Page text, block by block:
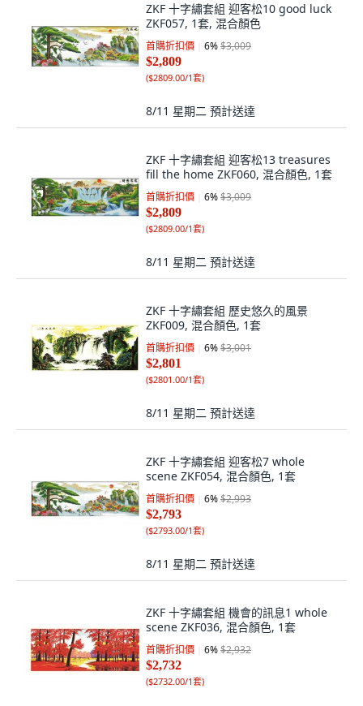
ZKF 十字繡套組 迎客松10 good luck
ZKF057, 1套, 混合顏色
首購折扣價 6%$3,009
$2,809
($2809.00/1套)
8/11 星期二 預計送達
ZKF 十字繡套組 迎客松13 treasures
fill the home ZKF060, 混合顏色, 1套
首購折扣價 6%$3,009
$2,809
($2809.00/1套)
8/11 星期二 預計送達
ZKF 十字繡套組 歷史悠久的風景
ZKF009, 混合顏色, 1套
首購折扣價 6%$3,001
$2,801
($2801.00/1套)
8/11 星期二 預計送達
ZKF 十字繡套組 迎客松7 whole
scene ZKF054, 混合顏色, 1套
首購折扣價 6%$2,993
$2,793
($2793.00/1套)
8/11 星期二 預計送達
ZKF 十字繡套組 機會的訊息1 whole
scene ZKF036, 混合顏色, 1套
首購折扣價 6%$2,932
$2,732
($2732.00/1套)